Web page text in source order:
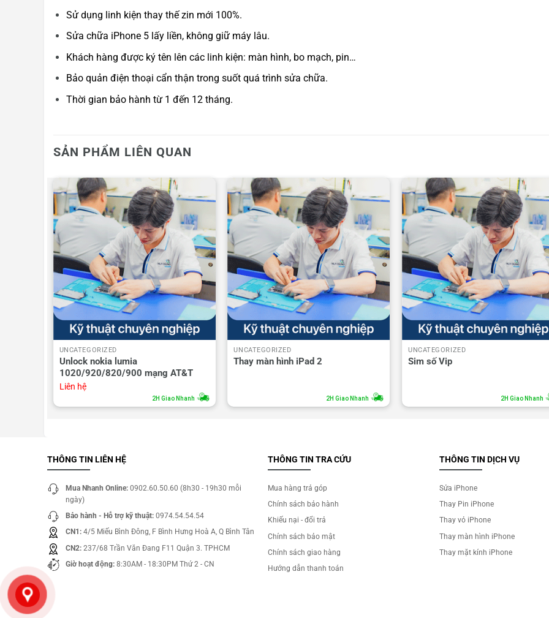
Sử dụng linh kiện thay thế zin mới 100%.
Sửa chữa iPhone 5 lấy liền, không giữ máy lâu.
Khách hàng được ký tên lên các linh kiện: màn hình, bo mạch, pin…
Bảo quản điện thoại cẩn thận trong suốt quá trình sửa chữa.
Thời gian bảo hành từ 1 đến 12 tháng.
SẢN PHẨM LIÊN QUAN
UNCATEGORIZED
Unlock nokia lumia
1020/920/820/900 mạng AT&T
Liên hệ
2H Giao Nhanh
UNCATEGORIZED
Thay màn hình iPad 2
2H Giao Nhanh
UNCATEGORIZED
Sim số Vip
2H Giao Nhanh
THÔNG TIN LIÊN HỆ
Mua Nhanh Online: 0902.60.50.60 (8h30 - 19h30 mỗi
ngày)
Bảo hành - Hỗ trợ kỹ thuật: 0974.54.54.54
CN1: 4/5 Miếu Bình Đông, F Bình Hưng Hoà A, Q Bình Tân
CN2: 237/68 Trần Văn Đang F11 Quận 3. TPHCM
Giờ hoạt động: 8:30AM - 18:30PM Thứ 2 - CN
THÔNG TIN TRA CỨU
Mua hàng trả góp
Chính sách bảo hành
Khiếu nại - đổi trả
Chính sách bảo mật
Chính sách giao hàng
Hướng dẫn thanh toán
THÔNG TIN DỊCH VỤ
Sửa iPhone
Thay Pin iPhone
Thay vỏ iPhone
Thay màn hình iPhone
Thay mặt kính iPhone